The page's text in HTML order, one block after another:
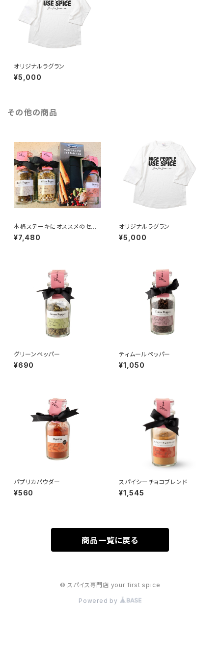
オリジナルラグラン
¥5,000
その他の商品
本格ステーキにオススメのセット
（スーパーミル付き）
¥7,480
オリジナルラグラン
¥5,000
グリーンペッパー
¥690
ティムールペッパー
¥1,050
パプリカパウダー
¥560
スパイシーチョコブレンド
¥1,545
商品一覧に戻る
© スパイス専門店 your first spice
Powered by